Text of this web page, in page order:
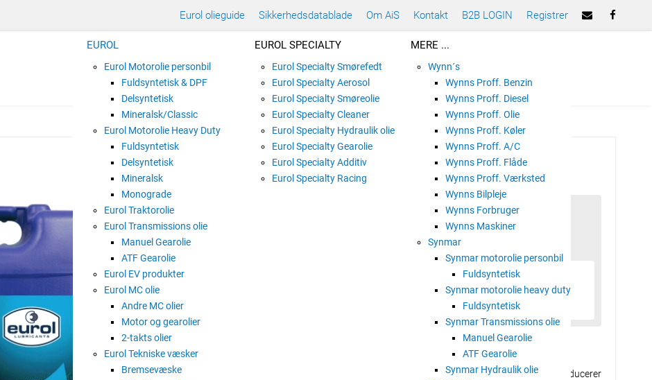
Eurol olieguide Sikkerhedsdatablade Om AiS Kontakt B2B LOGIN Registrer
EUROL
Eurol Motorolie personbil
Fuldsyntetisk & DPF
Delsyntetisk
Mineralsk/Classic
Eurol Motorolie Heavy Duty
Fuldsyntetisk
Delsyntetisk
Mineralsk
Monograde
Eurol Traktorolie
Eurol Transmissions olie
Manuel Gearolie
ATF Gearolie
Eurol EV produkter
Eurol MC olie
Andre MC olier
Motor og gearolier
2-takts olier
Eurol Tekniske væsker
Bremsevæske
EUROL SPECIALTY
Eurol Specialty Smørefedt
Eurol Specialty Aerosol
Eurol Specialty Smøreolie
Eurol Specialty Cleaner
Eurol Specialty Hydraulik olie
Eurol Specialty Gearolie
Eurol Specialty Additiv
Eurol Specialty Racing
MERE ...
Wynn´s
Wynns Proff. Benzin
Wynns Proff. Diesel
Wynns Proff. Olie
Wynns Proff. Køler
Wynns Proff. A/C
Wynns Proff. Flåde
Wynns Proff. Værksted
Wynns Bilpleje
Wynns Forbruger
Wynns Maskiner
Synmar
Synmar motorolie personbil
Fuldsyntetisk
Synmar motorolie heavy duty
Fuldsyntetisk
Synmar Transmissions olie
Manuel Gearolie
ATF Gearolie
Synmar Hydraulik olie
EUROL COMPRESSOR OIL 46
E118871
Eurol Compressor Oil 46 er en askefri mineralsk kompressorolie med slidstyrke, hvilket reducerer